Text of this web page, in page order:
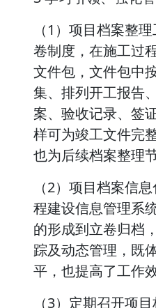
（1）项目档案整
卷制度，在施工过
文件包，文件包中
集、排列开工报告
案、验收记录、签
样可为竣工文件完
也为后续档案整理
（2）项目档案信
程建设信息管理系
的形成到立卷归档
踪及动态管理，既
平，也提高了工作效
（3）定期召开项